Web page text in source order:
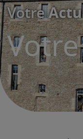
Votre